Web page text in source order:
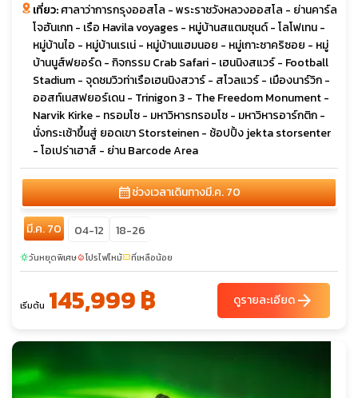
เที่ยว:ศาลาว่าการกรุงออสโล - พระราชวังหลวงออสโล - ย่านคาร์ล
โจฮันเกท - เรือ Havila voyages - หมู่บ้านสแตมซุนด์ - โลโฟเทน -
หมู่บ้านไอ - หมู่บ้านเรเน่ - หมู่บ้านแฮมนอย - หมู่เกาะซาคริซอย - หมู่
บ้านนูส์ฟยอร์ด - กิจกรรม Crab Safari - เฮนนิงสแวร์ - Football
Stadium - จุดชมวิวท่าเรือเฮนนิงสวาร์ - สโวลแวร์ - เมืองนาร์วิก -
ออสท์เนสฟยอร์เดน - Trinigon 3 - The Freedom Monument -
Narvik Kirke - ทรอมโซ - มหาวิหารทรอมโซ - มหาวิหารอาร์กติก -
นั่งกระเช้าขึ้นสู่ ยอดเขา Storsteinen - ช้อปปิ้ง jekta storsenter
- โอเปร่าเฮาส์ - ย่าน Barcode Area
calendar_monthช่วงเวลาเดินทางมี.ค. 70
มี.ค. 70 04-12 18-26
sunnyวันหยุดพิเศษlocal_fire_departmentโปรไฟไหม้confirmation_numberที่เหลือน้อย
เริ่มต้น 145,999 ฿ ดูรายละเอียดarrow_forward